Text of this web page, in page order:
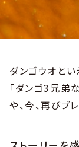
ダンゴウオと
「ダンゴ3兄弟
や、今、再びブ